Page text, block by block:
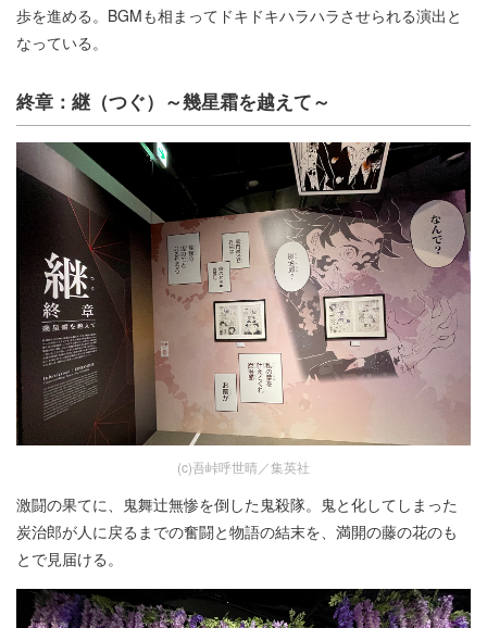
歩を進める。BGMも相まってドキドキハラハラさせられる演出と
なっている。
終章：継（つぐ）～幾星霜を越えて～
(c)吾峠呼世晴／集英社
激闘の果てに、鬼舞辻無惨を倒した鬼殺隊。鬼と化してしまった
炭治郎が人に戻るまでの奮闘と物語の結末を、満開の藤の花のも
とで見届ける。